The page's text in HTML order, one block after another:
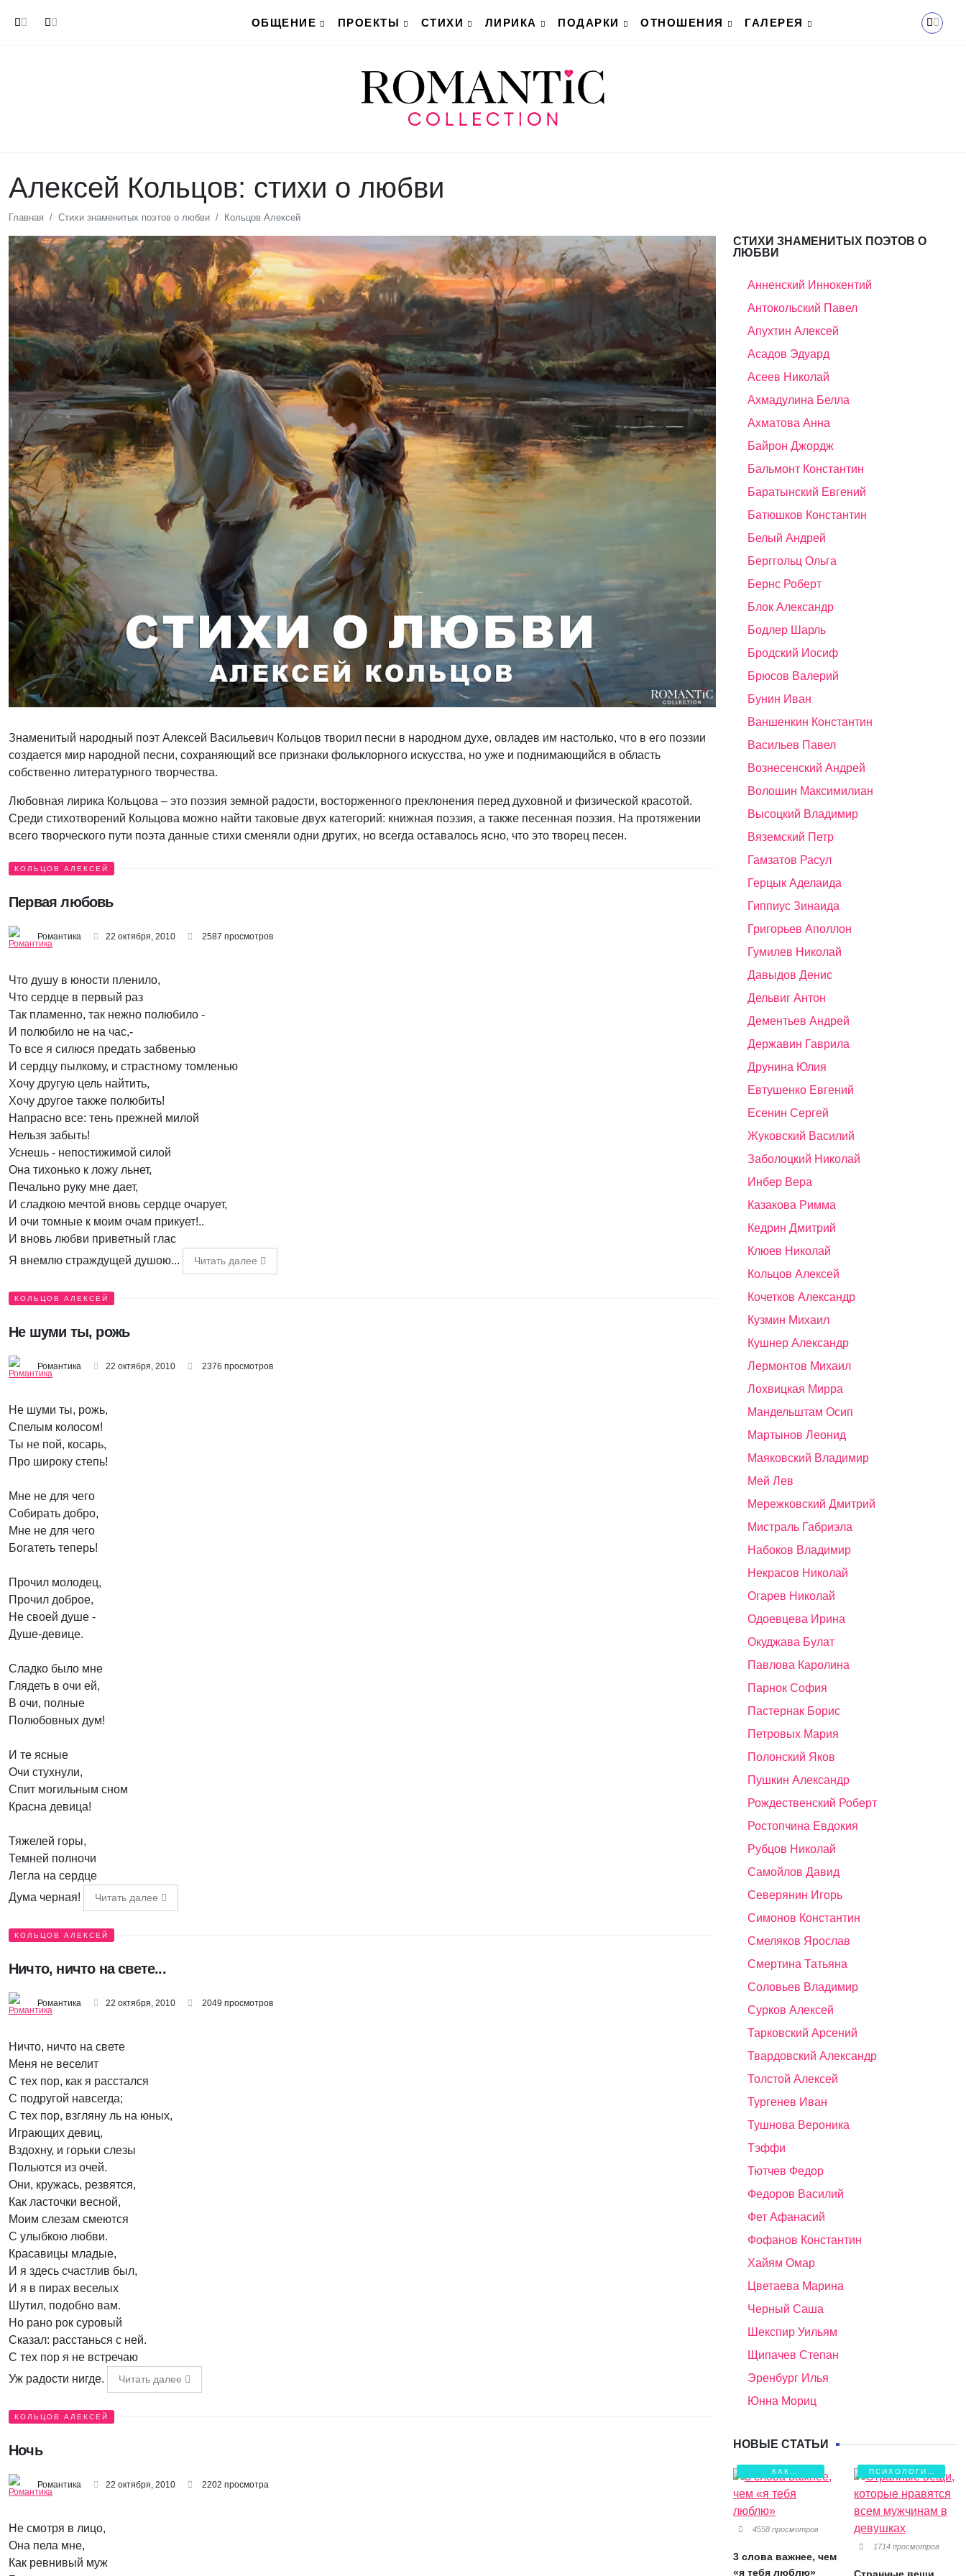
ОБЩЕНИЕ
ПРОЕКТЫ СТИХИ ЛИРИКА ПОДАРКИ ОТНОШЕНИЯ ГАЛЕРЕЯ
Алексей Кольцов: стихи о любви
Главная Стихи знаменитых поэтов о любви Кольцов Алексей
Знаменитый народный поэт Алексей Васильевич Кольцов творил песни в народном духе, овладев им настолько, что в его поэзии
создается мир народной песни, сохраняющий все признаки фольклорного искусства, но уже и поднимающийся в область
собственно литературного творчества.
Любовная лирика Кольцова – это поэзия земной радости, восторженного преклонения перед духовной и физической красотой.
Среди стихотворений Кольцова можно найти таковые двух категорий: книжная поэзия, а также песенная поэзия. На протяжении
всего творческого пути поэта данные стихи сменяли одни других, но всегда оставалось ясно, что это творец песен.
КОЛЬЦОВ АЛЕКСЕЙ
Первая любовь
Романтика 22 октября, 2010 2587 просмотров
Что душу в юности пленило,
Что сердце в первый раз
Так пламенно, так нежно полюбило -
И полюбило не на час,-
То все я силюся предать забвенью
И сердцу пылкому, и страстному томленью
Хочу другую цель найтить,
Хочу другое также полюбить!
Напрасно все: тень прежней милой
Нельзя забыть!
Уснешь - непостижимой силой
Она тихонько к ложу льнет,
Печально руку мне дает,
И сладкою мечтой вновь сердце очарует,
И очи томные к моим очам прикует!..
И вновь любви приветный глас
Я внемлю страждущей душою...
Читать далее
КОЛЬЦОВ АЛЕКСЕЙ
Не шуми ты, рожь
Романтика 22 октября, 2010 2376 просмотров
Не шуми ты, рожь,
Спелым колосом!
Ты не пой, косарь,
Про широку степь!
Мне не для чего
Собирать добро,
Мне не для чего
Богатеть теперь!
Прочил молодец,
Прочил доброе,
Не своей душе -
Душе-девице.
Сладко было мне
Глядеть в очи ей,
В очи, полные
Полюбовных дум!
И те ясные
Очи стухнули,
Спит могильным сном
Красна девица!
Тяжелей горы,
Темней полночи
Легла на сердце
Дума черная!
Читать далее
КОЛЬЦОВ АЛЕКСЕЙ
Ничто, ничто на свете...
Романтика 22 октября, 2010 2049 просмотров
Ничто, ничто на свете
Меня не веселит
С тех пор, как я расстался
С подругой навсегда;
С тех пор, взгляну ль на юных,
Играющих девиц,
Вздохну, и горьки слезы
Польются из очей.
Они, кружась, резвятся,
Как ласточки весной,
Моим слезам смеются
С улыбкою любви.
Красавицы младые,
И я здесь счастлив был,
И я в пирах веселых
Шутил, подобно вам.
Но рано рок суровый
Сказал: расстанься с ней.
С тех пор я не встречаю
Уж радости нигде.
Читать далее
КОЛЬЦОВ АЛЕКСЕЙ
Ночь
Романтика 22 октября, 2010 2202 просмотра
Не смотря в лицо,
Она пела мне,
Как ревнивый муж
СТИХИ ЗНАМЕНИТЫХ ПОЭТОВ О
ЛЮБВИ
Анненский Иннокентий
Антокольский Павел
Апухтин Алексей
Асадов Эдуард
Асеев Николай
Ахмадулина Белла
Ахматова Анна
Байрон Джордж
Бальмонт Константин
Баратынский Евгений
Батюшков Константин
Белый Андрей
Берггольц Ольга
Бернс Роберт
Блок Александр
Бодлер Шарль
Бродский Иосиф
Брюсов Валерий
Бунин Иван
Ваншенкин Константин
Васильев Павел
Вознесенский Андрей
Волошин Максимилиан
Высоцкий Владимир
Вяземский Петр
Гамзатов Расул
Герцык Аделаида
Гиппиус Зинаида
Григорьев Аполлон
Гумилев Николай
Давыдов Денис
Дельвиг Антон
Дементьев Андрей
Державин Гаврила
Друнина Юлия
Евтушенко Евгений
Есенин Сергей
Жуковский Василий
Заболоцкий Николай
Инбер Вера
Казакова Римма
Кедрин Дмитрий
Клюев Николай
Кольцов Алексей
Кочетков Александр
Кузмин Михаил
Кушнер Александр
Лермонтов Михаил
Лохвицкая Мирра
Мандельштам Осип
Мартынов Леонид
Маяковский Владимир
Мей Лев
Мережковский Дмитрий
Мистраль Габриэла
Набоков Владимир
Некрасов Николай
Огарев Николай
Одоевцева Ирина
Окуджава Булат
Павлова Каролина
Парнок София
Пастернак Борис
Петровых Мария
Полонский Яков
Пушкин Александр
Рождественский Роберт
Ростопчина Евдокия
Рубцов Николай
Самойлов Давид
Северянин Игорь
Симонов Константин
Смеляков Ярослав
Смертина Татьяна
Соловьев Владимир
Сурков Алексей
Тарковский Арсений
Твардовский Александр
Толстой Алексей
Тургенев Иван
Тушнова Вероника
Тэффи
Тютчев Федор
Федоров Василий
Фет Афанасий
Фофанов Константин
Хайям Омар
Цветаева Марина
Черный Саша
Шекспир Уильям
Щипачев Степан
Эренбург Илья
Юнна Мориц
НОВЫЕ СТАТЬИ
КАК
СОХРАНИТЬ
ЛЮБОВЬ?
4558 просмотров
3 слова важнее, чем
«я тебя люблю»
ПСИХОЛОГИЯ
ЛЮБВИ
1714 просмотров